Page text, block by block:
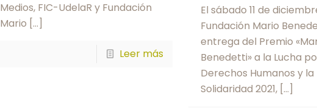
Medios, FIC-UdelaR y Fundación
Mario […]
Leer más
El sábado 11 de
Fundación Mario
entrega del Premio
Benedetti» a la Lucha
Derechos Humanos y la
Solidaridad 2021,[…]